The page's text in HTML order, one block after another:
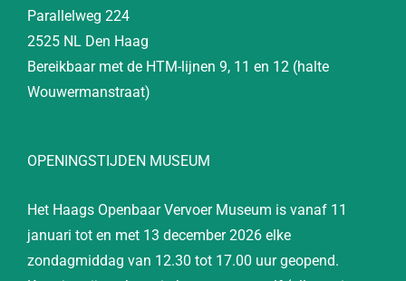
Parallelweg 224
2525 NL Den Haag
Bereikbaar met de HTM-lijnen 9, 11 en 12 (halte
Wouwermanstraat)
OPENINGSTIJDEN MUSEUM
Het Haags Openbaar Vervoer Museum is vanaf 11
januari tot en met 13 december 2026 elke
zondagmiddag van 12.30 tot 17.00 uur geopend.